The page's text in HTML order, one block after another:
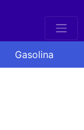
Gasolina